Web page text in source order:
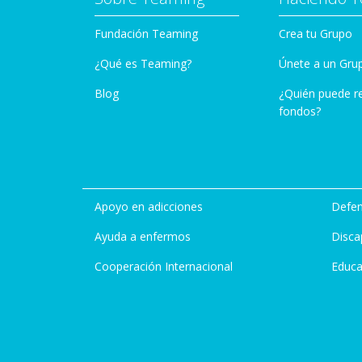
Fundación Teaming
¿Qué es Teaming?
Blog
Crea tu Grupo
Únete a un
¿Quién puede
fondos?
Apoyo en adicciones
Ayuda a enfermos
Cooperación Internacional